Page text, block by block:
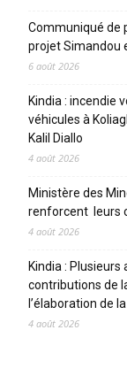
Communiqué de
projet Simandou
6 août 2026
Kindia : incendie
véhicules à
Kalil Diallo
4 août 2026
Ministère des
renforcent leurs
4 août 2026
Kindia :
contributions de
l’élaboration de
4 août 2026